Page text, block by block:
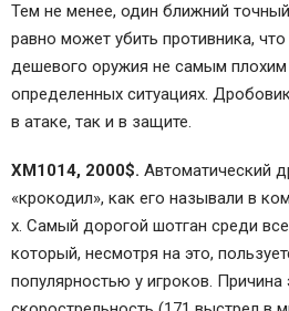
Тем не менее, один ближний
равно может убить противника,
дешевого оружия не самым
определенных ситуациях.
в атаке, так и в защите.
XM1014, 2000$. Автоматический
«крокодил», как его называли в
х. Самый дорогой шотган среди
который, несмотря на это,
популярностью у игроков.